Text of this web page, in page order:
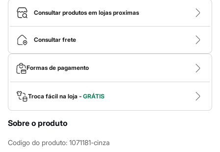
Macacões
Saias
Shorts e Bermudas
Acessórios
Bolsas
Bonés e Chapéus
Bijoux
Cintos
Óculos
Relógios
Calçados
Botas
Chinelos
Rasteirinhas
Sandálias
Sapatilhas
Consultar produtos em lojas proximas
Consultar frete
Formas de pagamento
Troca fácil na loja - GRÁTIS
Sobre o produto
Codigo do produto: 1071181-cinza